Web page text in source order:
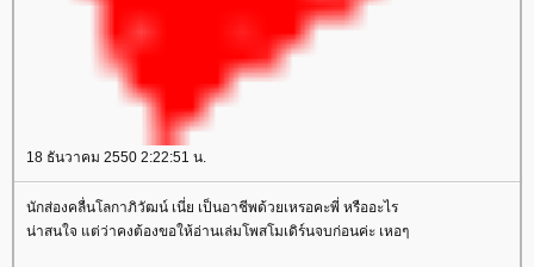
18 ธันวาคม 2550 2:22:51 น.
นักส่องคลื่นโลกาภิวัฒน์ เนี่ย เป็นอาชีพด้วยเหรอคะพี่ หรืออะไร
น่าสนใจ แต่ว่าคงต้องขอให้อ่านเล่มโพสโมเดิร์นจบก่อนค่ะ เหอๆ